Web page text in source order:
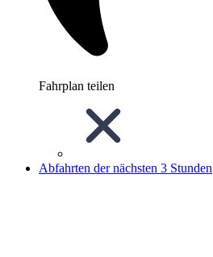
Fahrplan teilen
Abfahrten der nächsten 3 Stunden